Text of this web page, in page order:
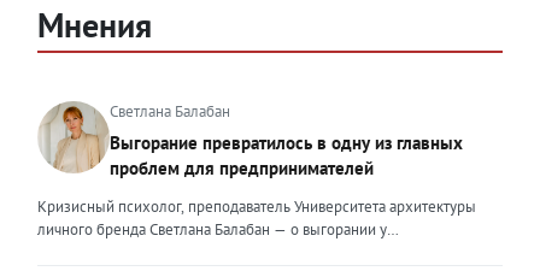
Мнения
Светлана Балабан
Выгорание превратилось в одну из главных
проблем для предпринимателей
Кризисный психолог, преподаватель Университета архитектуры
личного бренда Светлана Балабан — о выгорании у